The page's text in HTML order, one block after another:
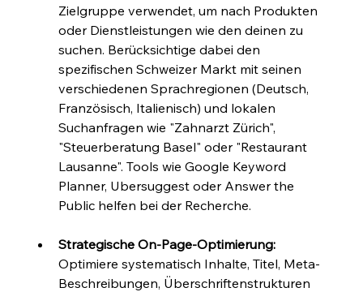
Zielgruppe verwendet, um nach Produkten
oder Dienstleistungen wie den deinen zu
suchen. Berücksichtige dabei den
spezifischen Schweizer Markt mit seinen
verschiedenen Sprachregionen (Deutsch,
Französisch, Italienisch) und lokalen
Suchanfragen wie "Zahnarzt Zürich",
"Steuerberatung Basel" oder "Restaurant
Lausanne". Tools wie Google Keyword
Planner, Ubersuggest oder Answer the
Public helfen bei der Recherche.
Strategische On-Page-Optimierung:
Optimiere systematisch Inhalte, Titel, Meta-
Beschreibungen, Überschriftenstrukturen